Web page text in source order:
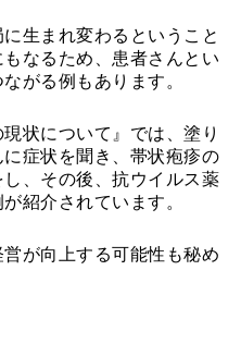
生まれ変わるということ
なるため、患者さんとい
がる例もあります。
状について』では、塗り
症状を聞き、帯状疱疹の
、その後、抗ウイルス薬
紹介されています。
が向上する可能性も秘め